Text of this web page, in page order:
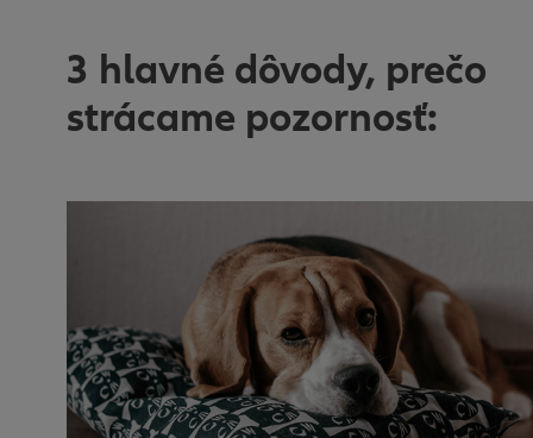
3 hlavné dôvody, prečo
strácame pozornosť: